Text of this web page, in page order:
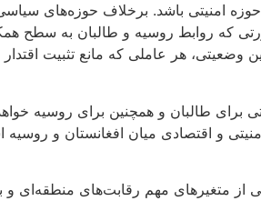
امنیتی باشد. برخلاف حوزه‌های
روابط روسیه و طالبان به سطح
وضعیتی، هر عاملی که مانع تثبیت
برای طالبان و همچنین برای روسیه
و اقتصادی میان افغانستان و روسیه
متغیرهای مهم رقابت‌های منطقه‌ای و